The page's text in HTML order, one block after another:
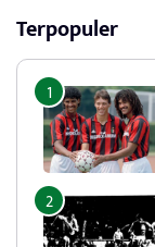
Terpopuler